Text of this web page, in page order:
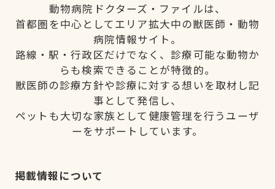
動物病院ドクターズ・ファイルは、
首都圏を中心としてエリア拡大中の獣医師・動物
病院情報サイト。
路線・駅・行政区だけでなく、診療可能な動物か
らも検索できることが特徴的。
獣医師の診療方針や診療に対する想いを取材し記
事として発信し、
ペットも大切な家族として健康管理を行うユーザ
ーをサポートしています。
掲載情報について